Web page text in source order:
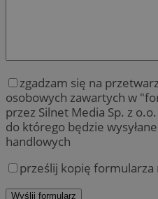
zgadzam się na
osobowych zawartych w
przez Silnet Media Sp. z
do którego będzie
handlowych
prześlij kopię formularza